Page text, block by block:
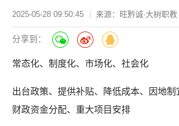
2025-05-28 09:50:45 来源：旺黔诚·大树职教
分享到：
常态化、制度化、市场化、社会化
出台政策、提供补贴、降低成本、因地制
财政资金分配、重大项目安排